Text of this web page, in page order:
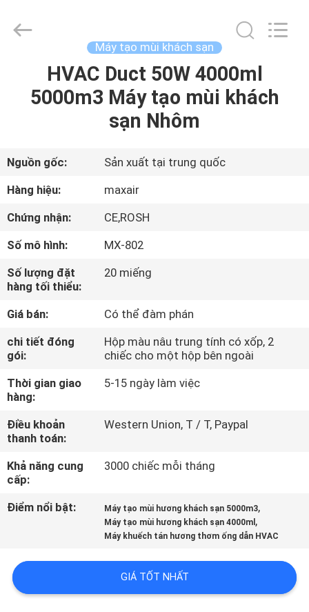
PHẨM
VỀ
TÔI
THAM
QUAN
NHÀ
KIỂM
SOÁT
CHẤT
LƯỢNG
CHÚNG
TÔI
Maxwin
Industrial
Máy tạo mùi khách sạn
HVAC Duct 50W 4000ml
5000m3 Máy tạo mùi khách
sạn Nhôm
Nguồn gốc:
Sản xuất tại trung quốc
Hàng hiệu:
maxair
Chứng nhận:
CE,ROSH
Số mô hình:
MX-802
Số lượng đặt
hàng tối thiểu:
20 miếng
Giá bán:
Có thể đàm phán
chi tiết đóng
gói:
Hộp màu nâu trung tính có xốp, 2
chiếc cho một hộp bên ngoài
Thời gian giao
hàng:
5-15 ngày làm việc
Điều khoản
thanh toán:
Western Union, T / T, Paypal
Khả năng cung
cấp:
3000 chiếc mỗi tháng
Điểm nổi bật: Máy tạo mùi hương khách sạn 5000m3,
Máy tạo mùi hương khách sạn 4000ml ,
Máy khuếch tán hương thơm ống dẫn HVAC
GIÁ TỐT NHẤT